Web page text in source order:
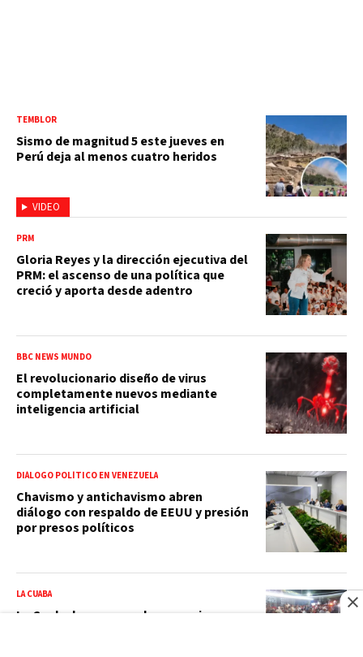
VIDEO
TEMBLOR
Sismo de magnitud 5 este jueves en
Perú deja al menos cuatro heridos
PRM
Gloria Reyes y la dirección ejecutiva del
PRM: el ascenso de una política que
creció y aporta desde adentro
BBC NEWS MUNDO
El revolucionario diseño de virus
completamente nuevos mediante
inteligencia artificial
DIÁLOGO POLÍTICO EN VENEZUELA
Chavismo y antichavismo abren
diálogo con respaldo de EEUU y presión
por presos políticos
LA CUABA
La Cuaba hace cacerolazos y misas